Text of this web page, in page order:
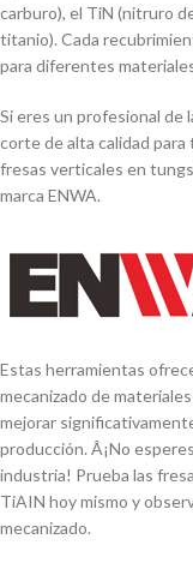
carburo), el TiN (nitruro
titanio). Cada
para diferentes
Si eres un profesional de
corte de alta calidad para
fresas verticales en
marca ENWA.
Estas herramientas
mecanizado de
mejorar
producción. Â¡No
industria! Prueba las
TiAIN hoy mismo y
mecanizado.